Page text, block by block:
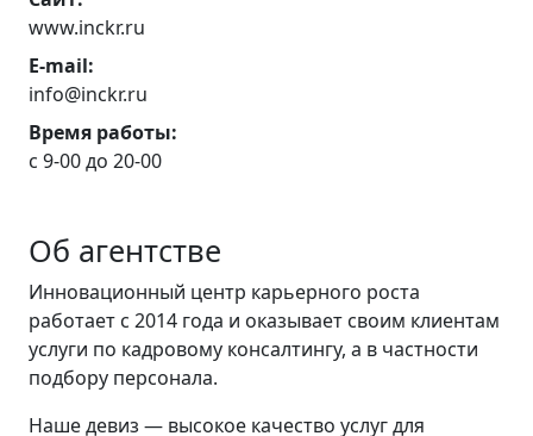
www.inckr.ru
E-mail:
info@inckr.ru
Время работы:
с 9-00 до 20-00
Об агентстве
Инновационный центр карьерного роста
работает с 2014 года и оказывает своим клиентам
услуги по кадровому консалтингу, а в частности
подбору персонала.
Наше девиз — высокое качество услуг для